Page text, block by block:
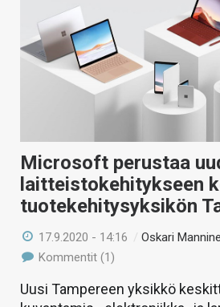
HINTA.FI
KAUPPA
VAIHDA TEEMA
HAKU
Microsoft perustaa
laitteistokehitykseen
tuotekehitysyksikön
17.9.2020 - 14:16 /Oskari
Kommentit (1)
Uusi Tampereen yksikkö